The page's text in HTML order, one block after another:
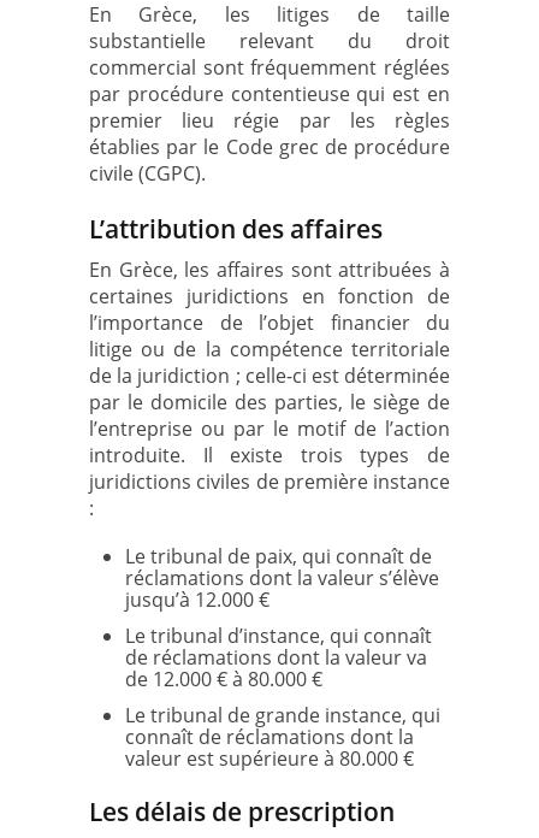
En Grèce, les litiges de taille
substantielle relevant du droit
commercial sont fréquemment réglées
par procédure contentieuse qui est en
premier lieu régie par les règles
établies par le Code grec de procédure
civile (CGPC).
L’attribution des affaires
En Grèce, les affaires sont attribuées à
certaines juridictions en fonction de
l’importance de l’objet financier du
litige ou de la compétence territoriale
de la juridiction ; celle-ci est déterminée
par le domicile des parties, le siège de
l’entreprise ou par le motif de l’action
introduite. Il existe trois types de
juridictions civiles de première instance
:
Le tribunal de paix, qui connaît de
réclamations dont la valeur s’élève
jusqu’à 12.000 €
Le tribunal d’instance, qui connaît
de réclamations dont la valeur va
de 12.000 € à 80.000 €
Le tribunal de grande instance, qui
connaît de réclamations dont la
valeur est supérieure à 80.000 €
Les délais de prescription